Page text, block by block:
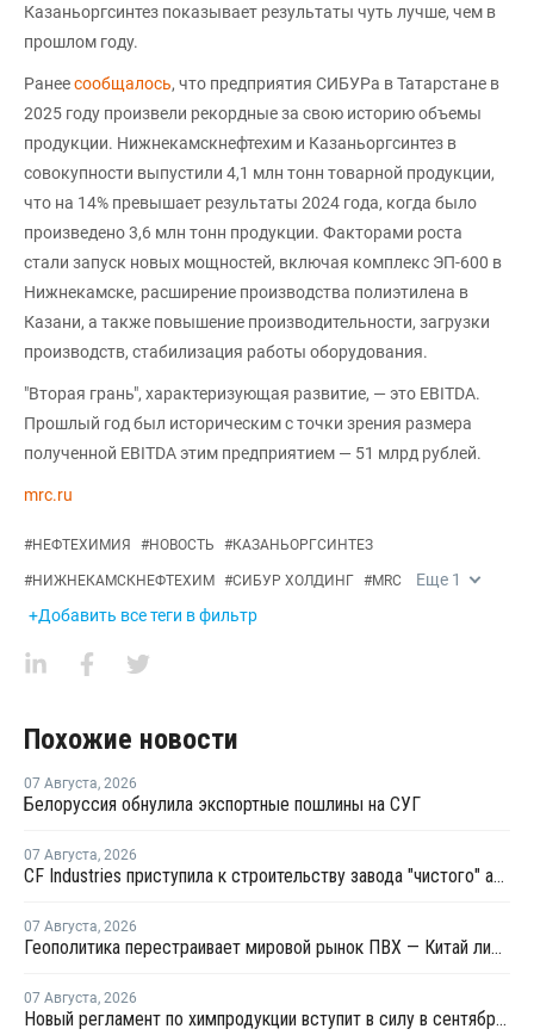
Казаньоргсинтез показывает результаты чуть лучше, чем в
прошлом году.
Ранеесообщалось, что предприятия СИБУРа в Татарстане в
2025 году произвели рекордные за свою историю объемы
продукции. Нижнекамскнефтехим и Казаньоргсинтез в
совокупности выпустили 4,1 млн тонн товарной продукции,
что на 14% превышает результаты 2024 года, когда было
произведено 3,6 млн тонн продукции. Факторами роста
стали запуск новых мощностей, включая комплекс ЭП-600 в
Нижнекамске, расширение производства полиэтилена в
Казани, а также повышение производительности, загрузки
производств, стабилизация работы оборудования.
"Вторая грань", характеризующая развитие, — это EBITDA.
Прошлый год был историческим с точки зрения размера
полученной EBITDA этим предприятием — 51 млрд рублей.
mrc.ru
#НЕФТЕХИМИЯ #НОВОСТЬ #КАЗАНЬОРГСИНТЕЗ
#НИЖНЕКАМСКНЕФТЕХИМ #СИБУР ХОЛДИНГ #MRC Еще 1
+Добавить все теги в фильтр
Похожие новости
07 Августа, 2026
Белоруссия обнулила экспортные пошлины на СУГ
07 Августа, 2026
CF Industries приступила к строительству завода "чистого" аммиака за USD4 миллиарда
07 Августа, 2026
Геополитика перестраивает мировой рынок ПВХ — Китай лидирует в экспорте
07 Августа, 2026
Новый регламент по химпродукции вступит в силу в сентябре 2027 года